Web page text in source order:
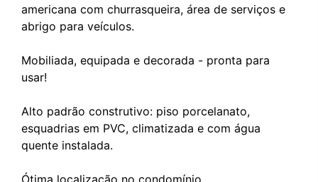
americana com churrasqueira, área de serviços e
abrigo para veículos.
Mobiliada, equipada e decorada - pronta para
usar!
Alto padrão construtivo: piso porcelanato,
esquadrias em PVC, climatizada e com água
quente instalada.
Ótima localização no condomínio.